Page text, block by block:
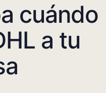
cuándo
a tu